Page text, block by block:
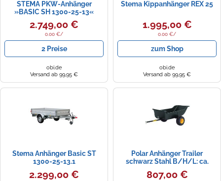
STEMA PKW-Anhänger
»BASIC SH 1300-25-13«
2.749,00 €
0.00 €/
2 Preise
obi.de
Versand ab 99,95 €
Stema Kippanhänger REX 25
1.995,00 €
0.00 €/
zum Shop
obi.de
Versand ab 99,95 €
Stema Anhänger Basic ST
1300-25-13.1
2.299,00 €
Polar Anhänger Trailer
schwarz Stahl B/H/L: ca.
137x79x249 cm
807,00 €